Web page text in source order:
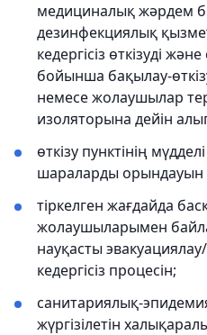
медициналық жәрдем
дезинфекциялық
кедергісіз өткізуді
бойынша бақылау-
немесе жолаушылар
изоляторына дейін
өткізу пунктінің
шараларды орындауын
тіркелген жағдайда
жолаушыларымен
науқасты
кедергісіз процесін;
санитариялық-
жүргізілетін